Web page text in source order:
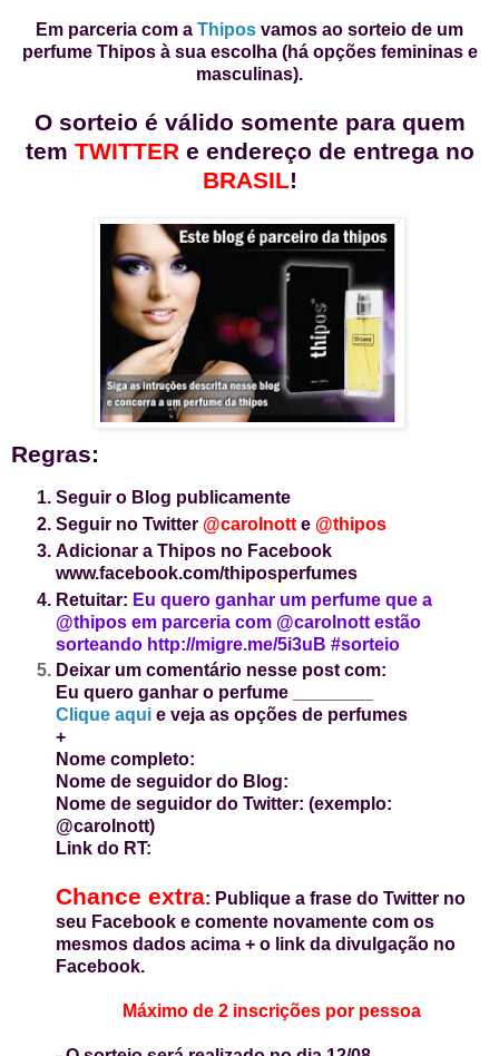
Em parceria com a Thipos vamos ao sorteio de um
perfume Thipos à sua escolha (há opções femininas e
masculinas).
O sorteio é válido somente para quem
tem TWITTER e endereço de entrega no
BRASIL!
Regras:
Seguir o Blog publicamente
Seguir no Twitter @carolnott e @thipos
Adicionar a Thipos no Facebook
www.facebook.com/thiposperfumes
Retuitar: Eu quero ganhar um perfume que a
@thipos em parceria com @carolnott estão
sorteando http://migre.me/5i3uB #sorteio
Deixar um comentário nesse post com:
Eu quero ganhar o perfume ________
Clique aqui e veja as opções de perfumes
+
Nome completo:
Nome de seguidor do Blog:
Nome de seguidor do Twitter: (exemplo:
@carolnott)
Link do RT:
Chance extra: Publique a frase do Twitter no
seu Facebook e comente novamente com os
mesmos dados acima + o link da divulgação no
Facebook.
Máximo de 2 inscrições por pessoa